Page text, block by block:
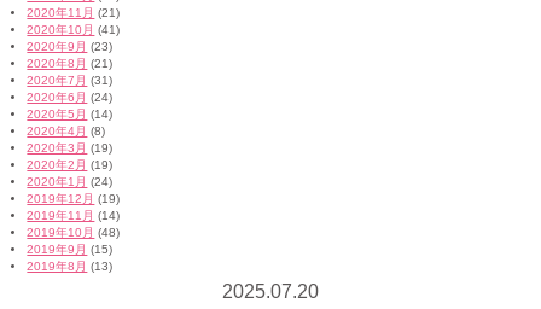
2020年11月 (21)
2020年10月 (41)
2020年9月 (23)
2020年8月 (21)
2020年7月 (31)
2020年6月 (24)
2020年5月 (14)
2020年4月 (8)
2020年3月 (19)
2020年2月 (19)
2020年1月 (24)
2019年12月 (19)
2019年11月 (14)
2019年10月 (48)
2019年9月 (15)
2019年8月 (13)
2025.07.20